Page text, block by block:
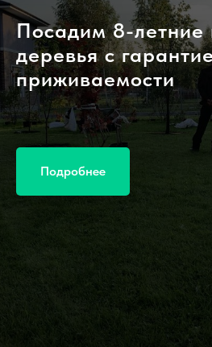
Посадим 8-летние
деревья с
приживаемости
Подробнее